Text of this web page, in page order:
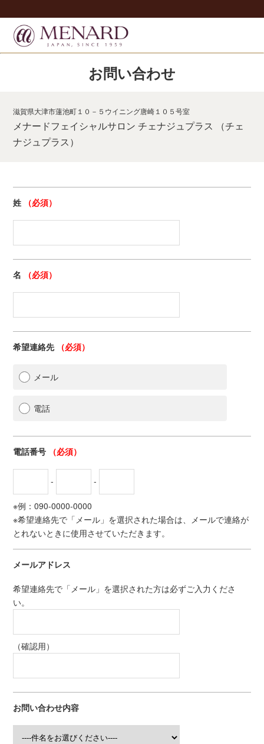
お問い合わせ
滋賀県大津市蓮池町１０－５ウイニング唐崎１０５号室
メナードフェイシャルサロン チェナジュプラス （チェ
ナジュプラス）
姓 （必須）
名 （必須）
希望連絡先 （必須）
メール
電話
電話番号 （必須）
- -
※例：090-0000-0000
※希望連絡先で「メール」を選択された場合は、メールで連絡が
とれないときに使用させていただきます。
メールアドレス
希望連絡先で「メール」を選択された方は必ずご入力くださ
い。
（確認用）
お問い合わせ内容